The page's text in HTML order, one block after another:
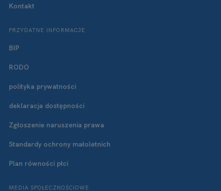
Kontakt
PRZYDATNE INFORMACJE
BIP
RODO
polityka prywatności
deklaracja dostępności
Zgłoszenie naruszenia prawa
Standardy ochrony małoletnich
Plan równości płci
MEDIA SPOŁECZNOŚCIOWE